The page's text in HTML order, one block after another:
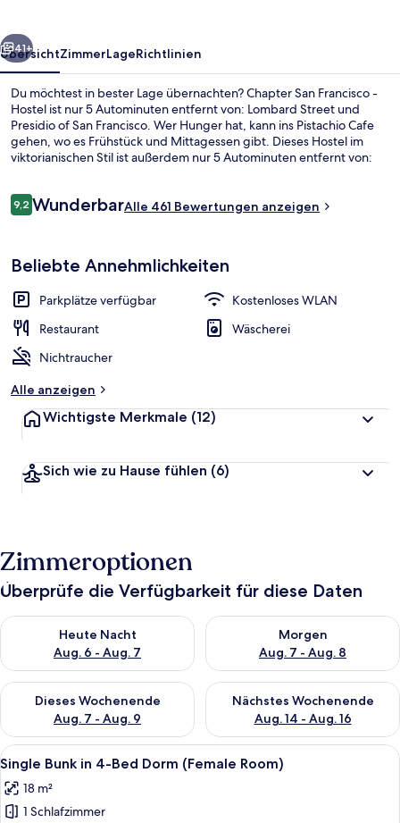
Weiter
41+
ÜbersichtZimmerLageRichtlinien
Du möchtest in bester Lage übernachten? Chapter San Francisco -
Hostel ist nur 5 Autominuten entfernt von: Lombard Street und
Presidio of San Francisco. Wer Hunger hat, kann ins Pistachio Cafe
gehen, wo es Frühstück und Mittagessen gibt. Dieses Hostel im
viktorianischen Stil ist außerdem nur 5 Autominuten entfernt von:
öffentlichen Verkehrsmittel sind nur einen kurzen Fußmarsch
Bewertungen
9,29,2 von 10.
WunderbarAlle 461 Bewertungen anzeigen
Beliebte Annehmlichkeiten
Parkplätze verfügbar
Kostenloses WLAN
Restaurant
Wäscherei
Nichtraucher
Alle anzeigen
Wichtigste Merkmale (12)
Sich wie zu Hause fühlen (6)
Zimmeroptionen
Überprüfe die Verfügbarkeit für diese Daten
Heute Nacht
Aug. 6 - Aug. 7
Überprüfe die Verfügbarkeit für heute Nacht, Aug. 6 - Aug. 7.
Morgen
Aug. 7 - Aug. 8
Überprüfe die Verfügbarkeit
Dieses Wochenende
Aug. 7 - Aug. 9
Überprüfe die Verfügbarkeit für dieses Wochenende, Aug. 7
Nächstes Wochenende
Aug. 14 - Aug. 16
Überprüfe die Verfügbarkeit
Alle
Fotos
für
Single
Ein Stockbett mit einer Leiter,
1
Single Bunk in 4-Bed Dorm (Female Room)
18 m²
1 Schlafzimmer